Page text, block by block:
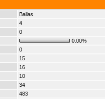
Ballas
4
0
0.00%
0
15
16
10
34
483